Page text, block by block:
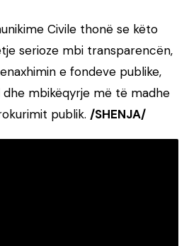
Civile thonë se këto
serioze mbi transparencën,
e fondeve publike,
mbikëqyrje më të madhe
publik. /SHENJA/